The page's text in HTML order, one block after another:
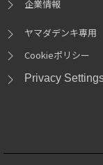
企業情報
ヤマダデンキ専用
Cookieポリシー
Privacy